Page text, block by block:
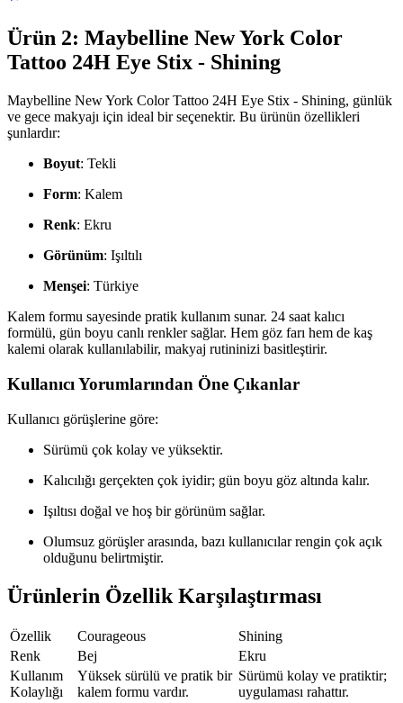
Ürün 2: Maybelline New York Color
Tattoo 24H Eye Stix - Shining
Maybelline New York Color Tattoo 24H Eye Stix - Shining, günlük
ve gece makyajı için ideal bir seçenektir. Bu ürünün özellikleri
şunlardır:
Boyut: Tekli
Form: Kalem
Renk: Ekru
Görünüm: Işıltılı
Menşei: Türkiye
Kalem formu sayesinde pratik kullanım sunar. 24 saat kalıcı
formülü, gün boyu canlı renkler sağlar. Hem göz farı hem de kaş
kalemi olarak kullanılabilir, makyaj rutininizi basitleştirir.
Kullanıcı Yorumlarından Öne Çıkanlar
Kullanıcı görüşlerine göre:
Sürümü çok kolay ve yüksektir.
Kalıcılığı gerçekten çok iyidir; gün boyu göz altında kalır.
Işıltısı doğal ve hoş bir görünüm sağlar.
Olumsuz görüşler arasında, bazı kullanıcılar rengin çok açık
olduğunu belirtmiştir.
Ürünlerin Özellik Karşılaştırması
Özellik Courageous
Shining
Renk
Bej
Ekru
Kullanım
Kolaylığı
Yüksek sürülü ve pratik bir
kalem formu vardır.
Sürümü kolay ve pratiktir;
uygulaması rahattır.